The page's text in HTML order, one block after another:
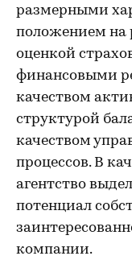
размерными
положением на
оценкой
финансовыми
качеством
структурой
качеством
процессов. В
агентство
потенциал
компании.